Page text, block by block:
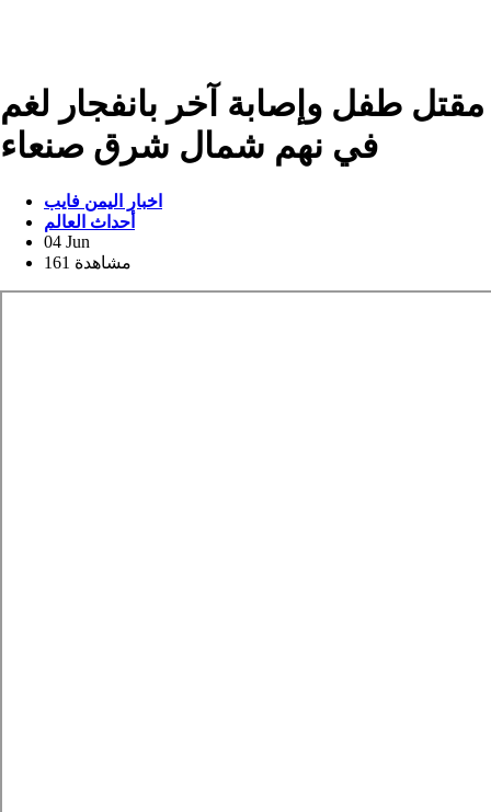
مقتل طفل وإصابة آخر بانفجار لغم
في نهم شمال شرق صنعاء
اخبار اليمن فايب
أحداث العالم
04 Jun
161 مشاهدة